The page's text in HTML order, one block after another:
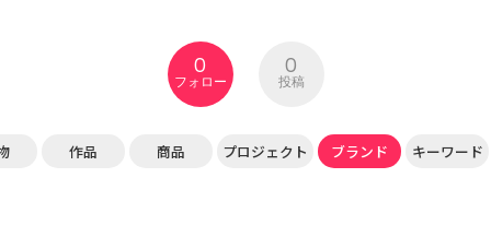
0
フォロー
0
投稿
作品 商品 プロジェクト ブランド キーワード